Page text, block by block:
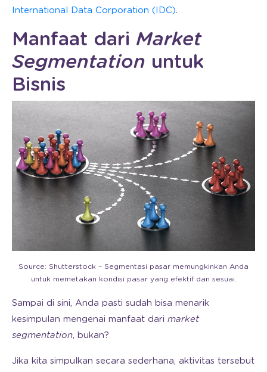
International Data Corporation (IDC).
Manfaat dari Market
Segmentation untuk
Bisnis
Source: Shutterstock – Segmentasi pasar memungkinkan Anda
untuk memetakan kondisi pasar yang efektif dan sesuai.
Sampai di sini, Anda pasti sudah bisa menarik
kesimpulan mengenai manfaat dari market
segmentation, bukan?
Jika kita simpulkan secara sederhana, aktivitas tersebut